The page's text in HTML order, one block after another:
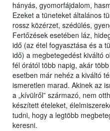
hányás, gyomorfájdalom,
Ezeket a tüneteket általános
rossz közérzet, szédülés,
Fertőzések esetében láz,
idő (az étel fogyasztása és a
idő) a megbetegedést kiváltó
fél órától több napig, akár
esetben már nehéz a kiváltó
ismeretlen marad. Akinek az
a „kívülről” származó, nem
készített ételeket,
tudni, hogy a legtöbb
keresni.